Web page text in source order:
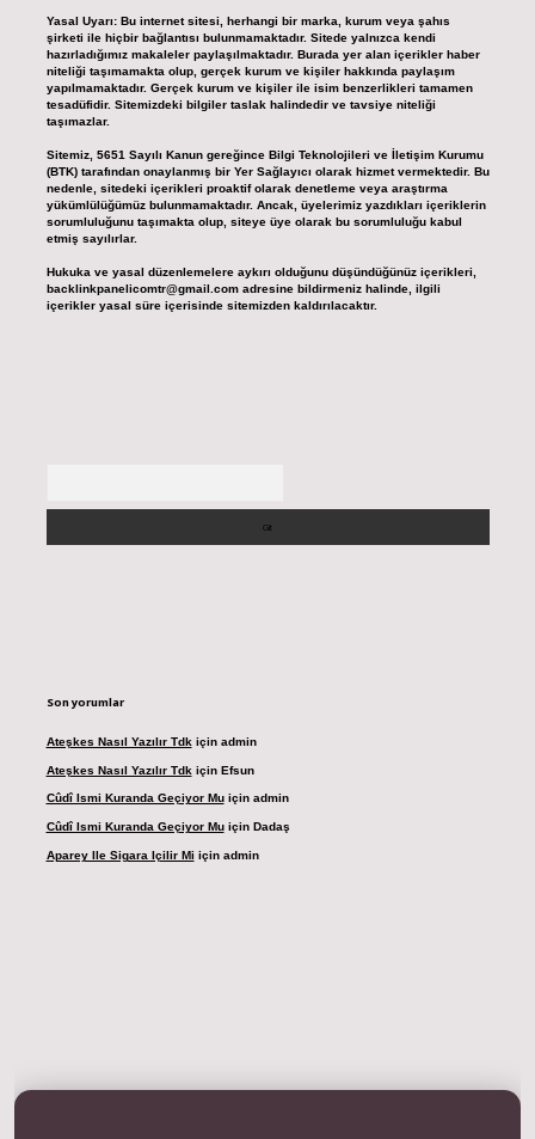
Yasal Uyarı: Bu internet sitesi, herhangi bir marka, kurum veya şahıs
şirketi ile hiçbir bağlantısı bulunmamaktadır. Sitede yalnızca kendi
hazırladığımız makaleler paylaşılmaktadır. Burada yer alan içerikler haber
niteliği taşımamakta olup, gerçek kurum ve kişiler hakkında paylaşım
yapılmamaktadır. Gerçek kurum ve kişiler ile isim benzerlikleri tamamen
tesadüfidir. Sitemizdeki bilgiler taslak halindedir ve tavsiye niteliği
taşımazlar.
Sitemiz, 5651 Sayılı Kanun gereğince Bilgi Teknolojileri ve İletişim Kurumu
(BTK) tarafından onaylanmış bir Yer Sağlayıcı olarak hizmet vermektedir. Bu
nedenle, sitedeki içerikleri proaktif olarak denetleme veya araştırma
yükümlülüğümüz bulunmamaktadır. Ancak, üyelerimiz yazdıkları içeriklerin
sorumluluğunu taşımakta olup, siteye üye olarak bu sorumluluğu kabul
etmiş sayılırlar.
Hukuka ve yasal düzenlemelere aykırı olduğunu düşündüğünüz içerikleri,
backlinkpanelicomtr@gmail.comadresine bildirmeniz halinde, ilgili
içerikler yasal süre içerisinde sitemizden kaldırılacaktır.
Son yorumlar
Ateşkes Nasıl Yazılır Tdk için admin
Ateşkes Nasıl Yazılır Tdk için Efsun
Cûdî Ismi Kuranda Geçiyor Muiçin admin
Cûdî Ismi Kuranda Geçiyor Muiçin Dadaş
Aparey Ile Sigara Içilir Mi için admin